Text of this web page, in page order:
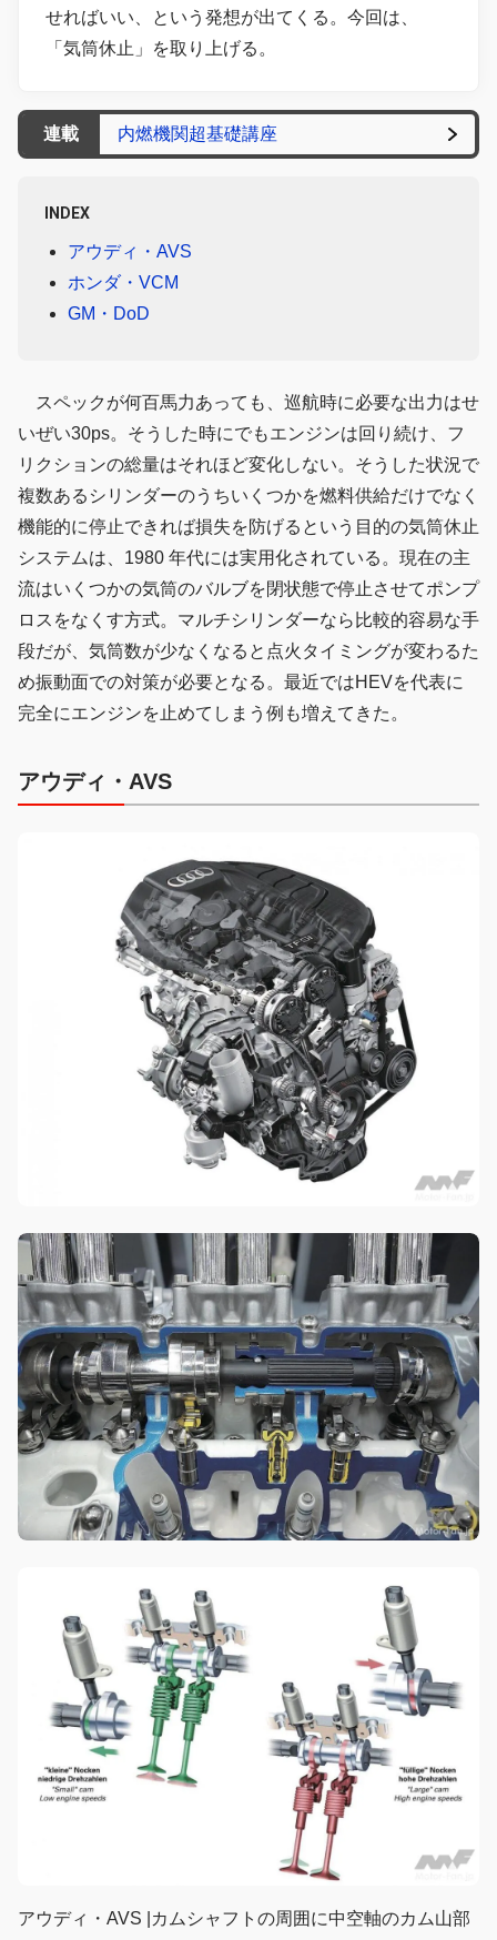
せればいい、という発想が出てくる。今回は、
「気筒休止」を取り上げる。
連載 内燃機関超基礎講座
INDEX
アウディ・AVS
ホンダ・VCM
GM・DoD
スペックが何百馬力あっても、巡航時に必要な出力はせ
いぜい30ps。そうした時にでもエンジンは回り続け、フ
リクションの総量はそれほど変化しない。そうした状況で
複数あるシリンダーのうちいくつかを燃料供給だけでなく
機能的に停止できれば損失を防げるという目的の気筒休止
システムは、1980 年代には実用化されている。現在の主
流はいくつかの気筒のバルブを閉状態で停止させてポンプ
ロスをなくす方式。マルチシリンダーなら比較的容易な手
段だが、気筒数が少なくなると点火タイミングが変わるた
め振動面での対策が必要となる。最近ではHEVを代表に
完全にエンジンを止めてしまう例も増えてきた。
アウディ・AVS
アウディ・AVS |カムシャフトの周囲に中空軸のカム山部